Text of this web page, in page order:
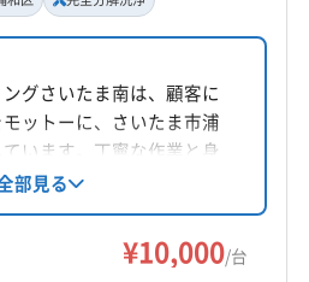
たま市岩槻区
さいたま市北区
グさいたま南は、顧客に
ットーに、さいたま市浦
います。丁寧な作業と身
し、安心安全なクリーニ
や防カビ抗菌コートにも
土の9時～18時営業、不定
オプションも用意されて
部見る
¥10,000/台